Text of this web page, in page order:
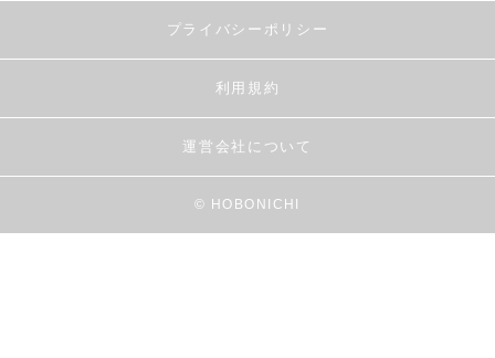
プライバシーポリシー
利用規約
運営会社について
© HOBONICHI